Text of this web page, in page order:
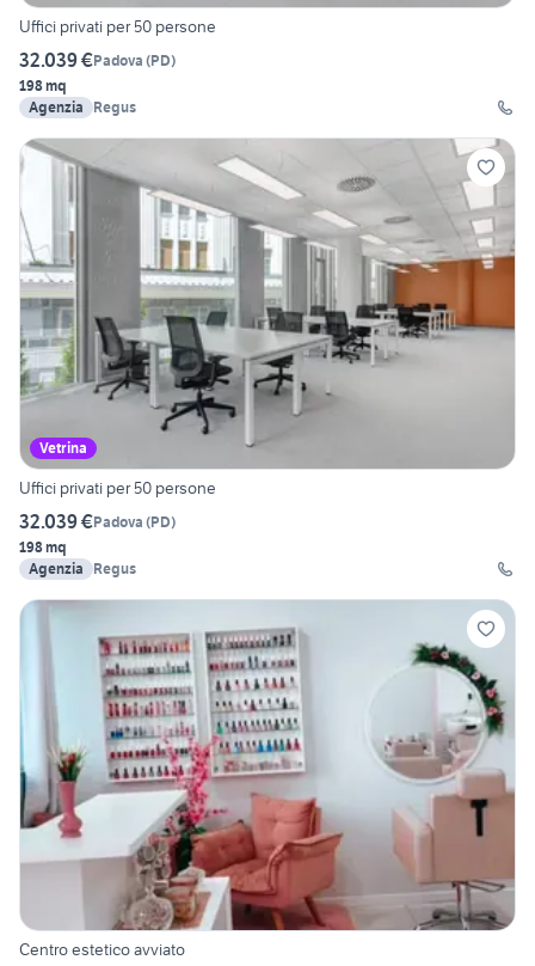
Uffici privati per 50 persone
32.039 €Padova (PD)
198 mq
Agenzia
Regus
Vetrina
Uffici privati per 50 persone
32.039 €Padova (PD)
198 mq
Agenzia
Regus
Centro estetico avviato